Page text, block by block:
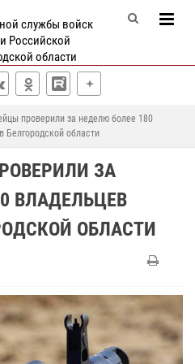
службы войск
Российской
области
проверили за неделю более 180
Белгородской области
ЗА
ВЛАДЕЛЬЦЕВ
ОБЛАСТИ